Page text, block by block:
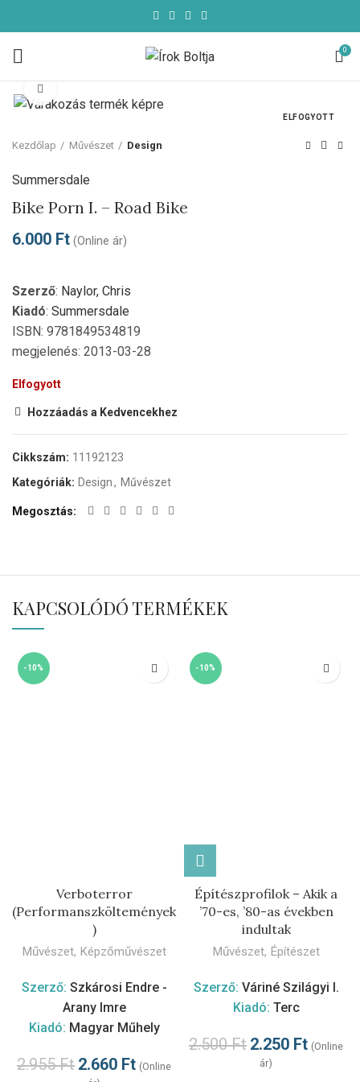
0
ELFOGYOTT
Kezdőlap Művészet Design
Summersdale
Bike Porn I. – Road Bike
6.000 Ft (Online ár)
Szerző: Naylor, Chris
Kiadó: Summersdale
ISBN: 9781849534819
megjelenés: 2013-03-28
Elfogyott
Hozzáadás a Kedvencekhez
Cikkszám: 11192123
Kategóriák: Design, Művészet
Megosztás
KAPCSOLÓDÓ TERMÉKEK
-10%
Verboterror
(Performanszköltemények
)
Művészet, Képzőművészet
Szerző: Szkárosi Endre -
Arany Imre
Kiadó: Magyar Műhely
2.955Ft 2.660 Ft (Online
-10%
Építészprofilok – Akik a
’70-es, ’80-as években
indultak
Művészet, Építészet
Szerző: Váriné Szilágyi I.
Kiadó: Terc
2.500Ft 2.250 Ft (Online
ár)